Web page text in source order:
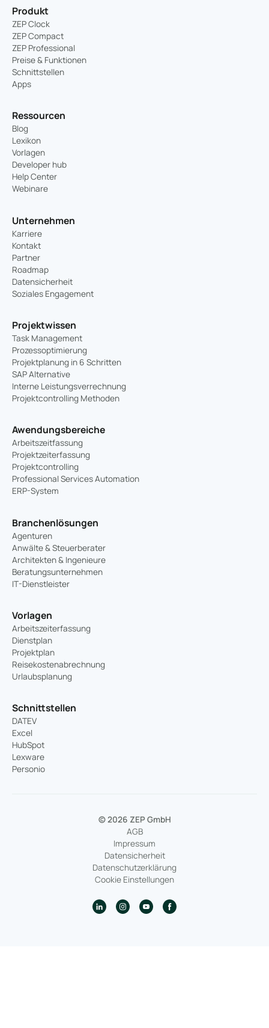
Produkt
ZEP Clock
ZEP Compact
ZEP Professional
Preise & Funktionen
Schnittstellen
Apps
Ressourcen
Blog
Lexikon
Vorlagen
Developer hub
Help Center
Webinare
Unternehmen
Karriere
Kontakt
Partner
Roadmap
Datensicherheit
Soziales Engagement
Projektwissen
Task Management
Prozessoptimierung
Projektplanung in 6 Schritten
SAP Alternative
Interne Leistungsverrechnung
Projektcontrolling Methoden
Awendungsbereiche
Arbeitszeitfassung
Projektzeiterfassung
Projektcontrolling
Professional Services Automation
ERP-System
Branchenlösungen
Agenturen
Anwälte & Steuerberater
Architekten & Ingenieure
Beratungsunternehmen
IT-Dienstleister
Vorlagen
Arbeitszeiterfassung
Dienstplan
Projektplan
Reisekostenabrechnung
Urlaubsplanung
Schnittstellen
DATEV
Excel
HubSpot
Lexware
Personio
© 2026 ZEP GmbH
AGB
Impressum
Datensicherheit
Datenschutzerklärung
Cookie Einstellungen